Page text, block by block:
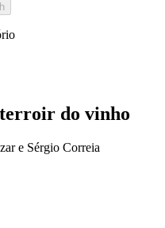
do vinho
e Sérgio Correia